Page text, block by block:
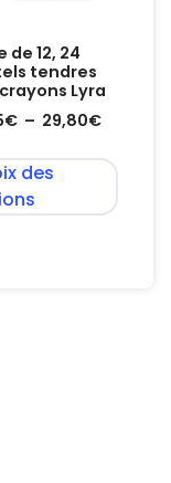
de 12, 24
tendres
Lyra
€ – 29,80€
des